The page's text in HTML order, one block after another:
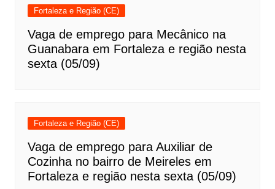
Fortaleza e Região (CE)
Vaga de emprego para Mecânico na
Guanabara em Fortaleza e região nesta
sexta (05/09)
Fortaleza e Região (CE)
Vaga de emprego para Auxiliar de
Cozinha no bairro de Meireles em
Fortaleza e região nesta sexta (05/09)